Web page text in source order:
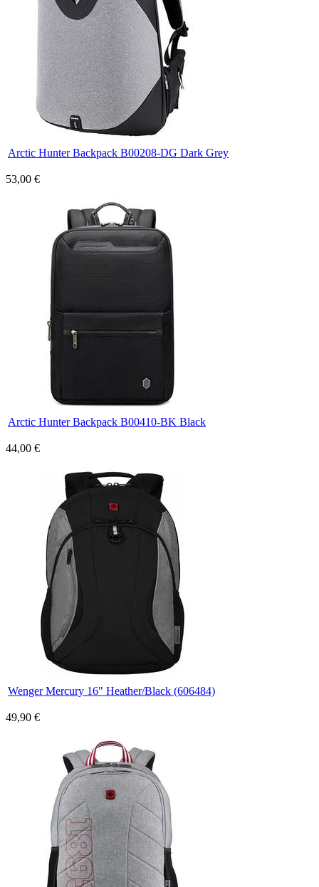
Arctic Hunter Backpack B00208-DG Dark Grey
53,00 €
Arctic Hunter Backpack B00410-BK Black
44,00 €
Wenger Mercury 16" Heather/Black (606484)
49,90 €